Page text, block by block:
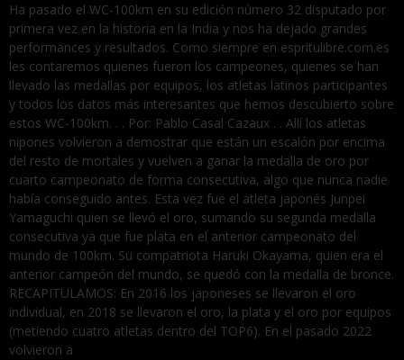
Ha pasado el WC-100km en su edición número 32 disputado por
primera vez en la historia en la India y nos ha dejado grandes
performances y resultados. Como siempre en espritulibre.com.es
les contaremos quienes fueron los campeones, quienes se han
llevado las medallas por equipos, los atletas latinos participantes
y todos los datos más interesantes que hemos descubierto sobre
estos WC-100km. . . Por: Pablo Casal Cazaux . . Allí los atletas
nipones volvieron a demostrar que están un escalón por encima
del resto de mortales y vuelven a ganar la medalla de oro por
cuarto campeonato de forma consecutiva, algo que nunca nadie
había conseguido antes. Esta vez fue el atleta japonés Junpei
Yamaguchi quien se llevó el oro, sumando su segunda medalla
consecutiva ya que fue plata en el anterior campeonato del
mundo de 100km. Su compatriota Haruki Okayama, quien era el
anterior campeón del mundo, se quedó con la medalla de bronce.
RECAPITULAMOS: En 2016 los japoneses se llevaron el oro
individual, en 2018 se llevaron el oro, la plata y el oro por equipos
(metiendo cuatro atletas dentro del TOP6). En el pasado 2022
volvieron a